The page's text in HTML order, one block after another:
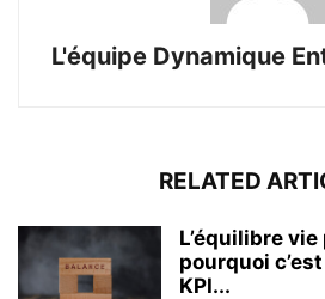
L'équipe Dynamique
RELATED
L’équilibre
pourquoi
KPI...